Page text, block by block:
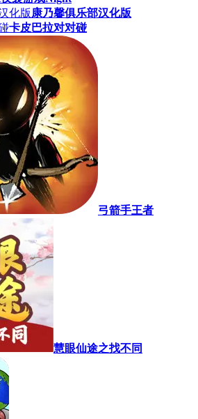
康乃馨俱乐部汉化版
卡皮巴拉对对碰
弓箭手王者
慧眼仙途之找不同